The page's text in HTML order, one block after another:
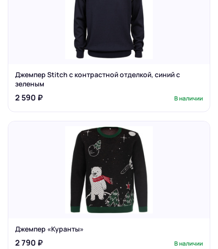
Джемпер Stitch с контрастной отделкой, синий с
зеленым
2 590 ₽ В наличии
Джемпер «Куранты»
2 790 ₽ В наличии